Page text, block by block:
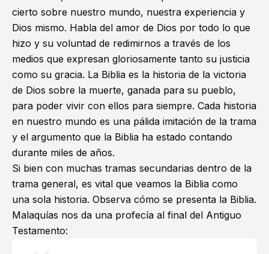
cierto sobre nuestro mundo, nuestra experiencia y
Dios mismo. Habla del amor de Dios por todo lo que
hizo y su voluntad de redimirnos a través de los
medios que expresan gloriosamente tanto su justicia
como su gracia. La Biblia es la historia de la victoria
de Dios sobre la muerte, ganada para su pueblo,
para poder vivir con ellos para siempre. Cada historia
en nuestro mundo es una pálida imitación de la trama
y el argumento que la Biblia ha estado contando
durante miles de años.
Si bien con muchas tramas secundarias dentro de la
trama general, es vital que veamos la Biblia como
una sola historia. Observa cómo se presenta la Biblia.
Malaquías nos da una profecía al final del Antiguo
Testamento: